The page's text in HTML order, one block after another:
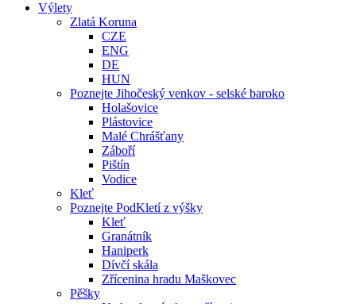
Výlety
Zlatá Koruna
CZE
ENG
DE
HUN
Poznejte Jihočeský venkov - selské baroko
Holašovice
Plástovice
Malé Chrášťany
Záboří
Pištín
Vodice
Kleť
Poznejte PodKletí z výšky
Kleť
Granátník
Haniperk
Dívčí skála
Zřícenina hradu Maškovec
Pěšky